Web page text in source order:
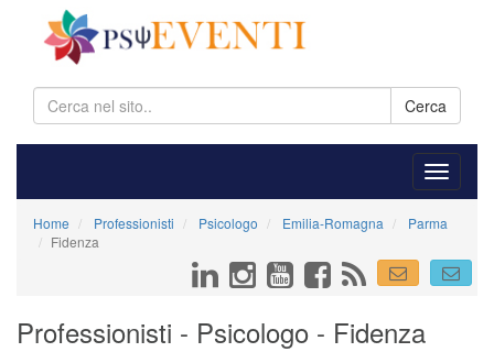
Cerca
Home Professionisti Psicologo Emilia-Romagna
Parma
Fidenza
Professionisti - Psicologo - Fidenza